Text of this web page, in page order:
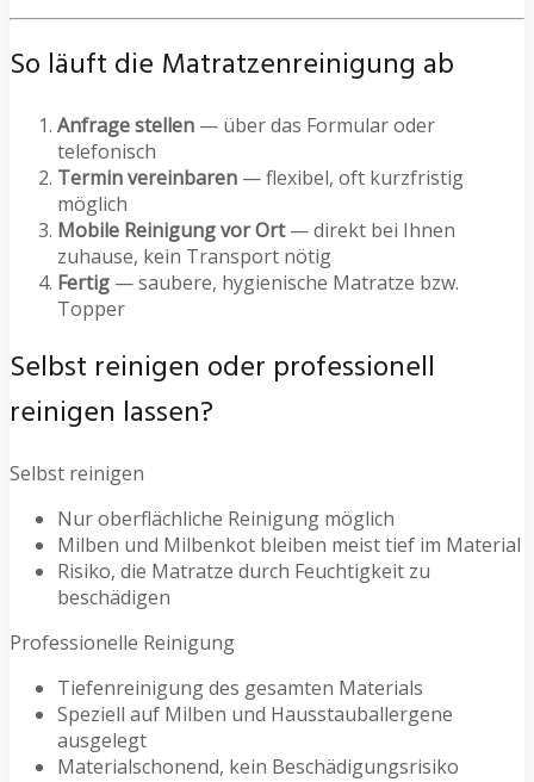
So läuft die Matratzenreinigung ab
Anfrage stellen — über das Formular oder
telefonisch
Termin vereinbaren — flexibel, oft kurzfristig
möglich
Mobile Reinigung vor Ort— direkt bei Ihnen
zuhause, kein Transport nötig
Fertig — saubere, hygienische Matratze bzw.
Topper
Selbst reinigen oder professionell
reinigen lassen?
Selbst reinigen
Nur oberflächliche Reinigung möglich
Milben und Milbenkot bleiben meist tief im Material
Risiko, die Matratze durch Feuchtigkeit zu
beschädigen
Professionelle Reinigung
Tiefenreinigung des gesamten Materials
Speziell auf Milben und Hausstauballergene
ausgelegt
Materialschonend, kein Beschädigungsrisiko